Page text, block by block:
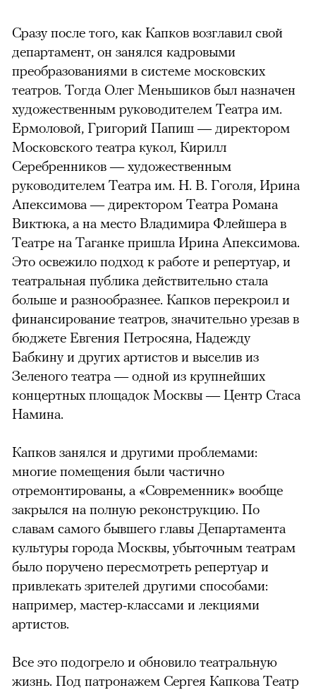
Сразу после того, как Капков возглавил свой
департамент, он занялся кадровыми
преобразованиями в системе московских
театров. Тогда Олег Меньшиков был назначен
художественным руководителем Театра им.
Ермоловой, Григорий Папиш — директором
Московского театра кукол, Кирилл
Серебренников — художественным
руководителем Театра им. Н. В. Гоголя, Ирина
Апексимова — директором Театра Романа
Виктюка, а на место Владимира Флейшера в
Театре на Таганке пришла Ирина Апексимова.
Это освежило подход к работе и репертуар, и
театральная публика действительно стала
больше и разнообразнее. Капков перекроил и
финансирование театров, значительно урезав в
бюджете Евгения Петросяна, Надежду
Бабкину и других артистов и выселив из
Зеленого театра — одной из крупнейших
концертных площадок Москвы — Центр Стаса
Намина.
Капков занялся и другими проблемами:
многие помещения были частично
отремонтированы, а «Современник» вообще
закрылся на полную реконструкцию. По
славам самого бывшего главы Департамента
культуры города Москвы, убыточным театрам
было поручено пересмотреть репертуар и
привлекать зрителей другими способами:
например, мастер-классами и лекциями
артистов.
Все это подогрело и обновило театральную
жизнь. Под патронажем Сергея Капкова Театр